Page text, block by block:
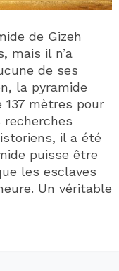
de Gizeh
mais il n’a
de ses
la pyramide
mètres pour
il a été
puisse être
les esclaves
Un véritable